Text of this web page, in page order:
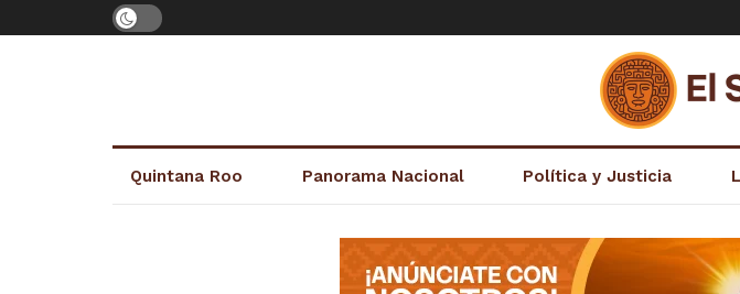
Quintana Roo Panorama Nacional Política y Justicia